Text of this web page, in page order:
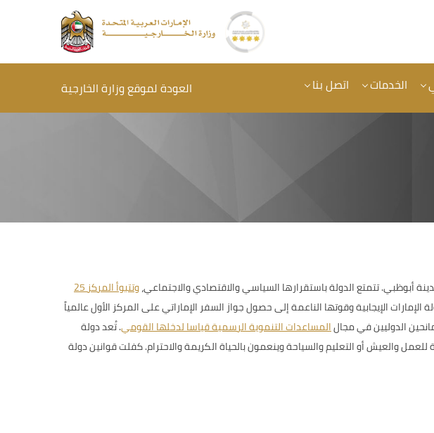
الخدمات اتصل بنا العودة لموقع وزارة الخارجية
أبوظبي. تتمتع الدولة باستقرارها السياسي والاقتصادي والاجتماعي،
وتتبوأ المركز 25
الاقتصادي العالمي لعام 2019. أسهمت دبلوماسية دولة الإمارات الإيجابية وقوتها الناعمة إلى حصول جواز السفر الإماراتي على المركز الأول عالمياً
الدوليين في مجالالمساعدات التنموية الرسمية قياسا لدخلها القومي.تُعد دولة
إلى الدولة للعمل والعيش أو التعليم والسياحة وينعمون بالحياة الكريمة والاحترام. كفلت قوانين دولة